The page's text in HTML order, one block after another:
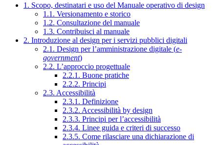
1. Scopo, destinatari e uso del Manuale operativo di design
1.1. Versionamento e storico
1.2. Consultazione del manuale
1.3. Contribuisci al manuale
2. Introduzione al design per i servizi pubblici digitali
2.1. Design per l’amministrazione digitale (e-
government)
2.2. L’approccio progettuale
2.2.1. Buone pratiche
2.2.2. Principi
2.3. Accessibilità
2.3.1. Definizione
2.3.2. Accessibilità by design
2.3.3. Principi per l’accessibilità
2.3.4. Linee guida e criteri di successo
2.3.5. Come rilasciare una dichiarazione di